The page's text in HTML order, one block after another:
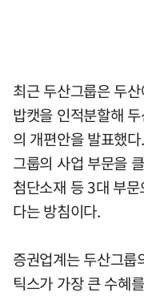
최근 두산그룹은 두
밥캣을 인적분할해
의 개편안을 발표했
그룹의 사업 부문을
첨단소재 등 3대 부
다는 방침이다.
증권업계는 두산그
틱스가 가장 큰 수혜